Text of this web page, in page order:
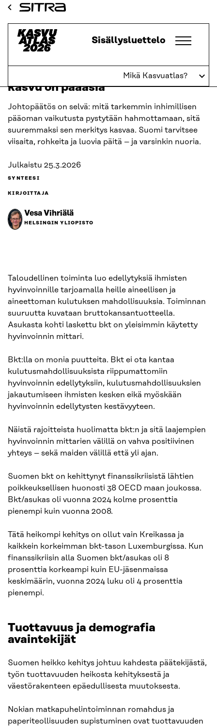
Siirry
sisältöön
Sitra
Kasvuatlas
Mikä Kasvuatlas?
Sisällysluettelo
ETUSIVU KASVUATLAS
Pääomien synteesi: Hyvinvoinnin
kasvu on pääasia
Johtopäätös on selvä: mitä tarkemmin inhimillisen
pääoman vaikutusta pystytään hahmottamaan, sitä
suuremmaksi sen merkitys kasvaa. Suomi tarvitsee
viisaita, rohkeita ja luovia päitä – ja varsinkin nuoria.
Julkaistu 25.3.2026
SYNTEESI
KIRJOITTAJA
Vesa Vihriälä
HELSINGIN YLIOPISTO
Taloudellinen toiminta luo edellytyksiä ihmisten
hyvinvoinnille tarjoamalla heille aineellisen ja
aineettoman kulutuksen mahdollisuuksia. Toiminnan
suuruutta kuvataan bruttokansantuotteella.
Asukasta kohti laskettu bkt on yleisimmin käytetty
hyvinvoinnin mittari.
Bkt:lla on monia puutteita. Bkt ei ota kantaa
kulutusmahdollisuuksista riippumattomiin
hyvinvoinnin edellytyksiin, kulutusmahdollisuuksien
jakautumiseen ihmisten kesken eikä myöskään
hyvinvoinnin edellytysten kestävyyteen.
Näistä rajoitteista huolimatta bkt:n ja sitä laajempien
hyvinvoinnin mittarien välillä on vahva positiivinen
yhteys – sekä maiden välillä että yli ajan.
Suomen bkt on kehittynyt finanssikriisistä lähtien
poikkeuksellisen huonosti 38 OECD maan joukossa.
Bkt/asukas oli vuonna 2024 kolme prosenttia
pienempi kuin vuonna 2008.
Tätä heikompi kehitys on ollut vain Kreikassa ja
kaikkein korkeimman bkt-tason Luxemburgissa. Kun
finanssikriisin alla Suomen bkt/asukas oli 8
prosenttia korkeampi kuin EU-jäsenmaissa
keskimäärin, vuonna 2024 luku oli 4 prosenttia
pienempi.
Tuottavuus ja demografia
avaintekijät
Suomen heikko kehitys johtuu kahdesta päätekijästä,
työn tuottavuuden heikosta kehityksestä ja
väestörakenteen epäedullisesta muutoksesta.
Nokian matkapuhelintoiminnan romahdus ja
paperiteollisuuden supistuminen ovat tuottavuuden